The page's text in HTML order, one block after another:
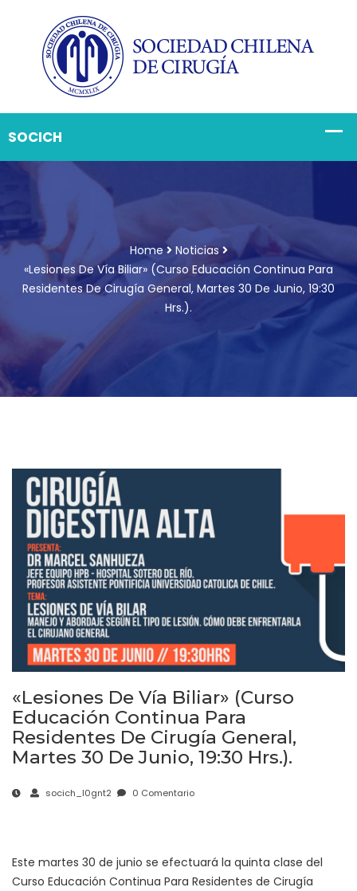
Home
Noticias
«Lesiones De Vía Biliar» (Curso Educación Continua Para
Residentes De Cirugía General, Martes 30 De Junio, 19:30
Hrs.).
«Lesiones De Vía Biliar» (Curso
Educación Continua Para
Residentes De Cirugía General,
Martes 30 De Junio, 19:30 Hrs.).
socich_l0gnt2 0 Comentario
Este martes 30 de junio se efectuará la quinta clase del
Curso Educación Continua Para Residentes de Cirugía